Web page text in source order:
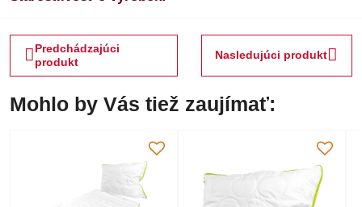
Predchádzajúci
produkt
Nasledujúci produkt
Mohlo by Vás tiež zaujímať: